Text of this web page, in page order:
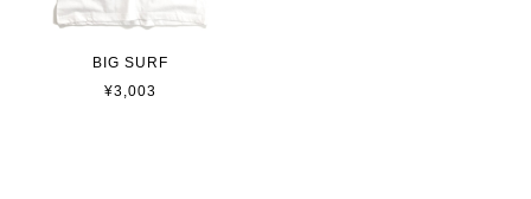
BIG SURF
¥3,003